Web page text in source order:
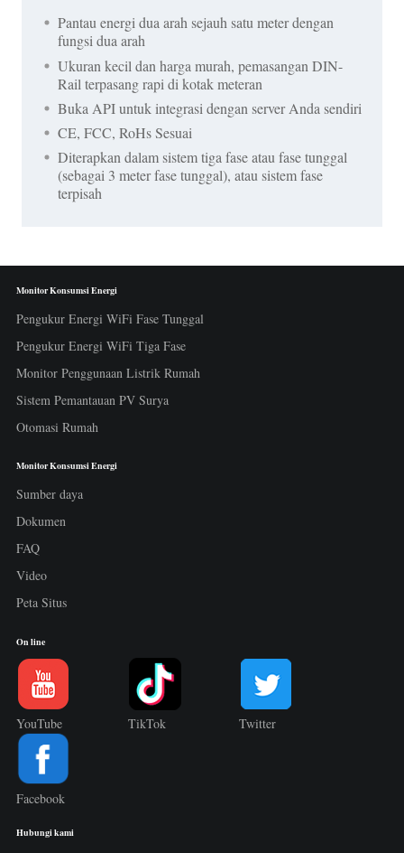
Pantau energi dua arah sejauh satu meter dengan
fungsi dua arah
Ukuran kecil dan harga murah, pemasangan DIN-
Rail terpasang rapi di kotak meteran
Buka API untuk integrasi dengan server Anda sendiri
CE, FCC, RoHs Sesuai
Diterapkan dalam sistem tiga fase atau fase tunggal
(sebagai 3 meter fase tunggal), atau sistem fase
terpisah
Monitor Konsumsi Energi
Pengukur Energi WiFi Fase Tunggal
Pengukur Energi WiFi Tiga Fase
Monitor Penggunaan Listrik Rumah
Sistem Pemantauan PV Surya
Otomasi Rumah
Monitor Konsumsi Energi
Sumber daya
Dokumen
FAQ
Video
Peta Situs
On line
YouTube TikTok Twitter
Facebook
Hubungi kami